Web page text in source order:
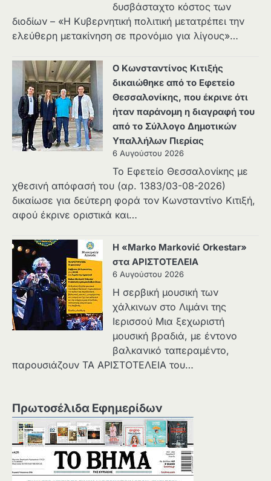
δυσβάσταχτο κόστος των
διοδίων – «Η Κυβερνητική πολιτική μετατρέπει την
ελεύθερη μετακίνηση σε προνόμιο για λίγους»…
Ο Κωνσταντίνος Κιτιξής
δικαιώθηκε από το Εφετείο
Θεσσαλονίκης, που έκρινε ότι
ήταν παράνομη η διαγραφή του
από το Σύλλογο Δημοτικών
Υπαλλήλων Πιερίας
6 Αυγούστου 2026
Το Εφετείο Θεσσαλονίκης με
χθεσινή απόφασή του (αρ. 1383/03-08-2026)
δικαίωσε για δεύτερη φορά τον Κωνσταντίνο Κιτιξή,
αφού έκρινε οριστικά και…
Η «Marko Marković Orkestar»
στα ΑΡΙΣΤΟΤΕΛΕΙΑ
6 Αυγούστου 2026
Η σερβική μουσική των
χάλκινων στο Λιμάνι της
Ιερισσού Μια ξεχωριστή
μουσική βραδιά, με έντονο
βαλκανικό ταπεραμέντο,
παρουσιάζουν ΤΑ ΑΡΙΣΤΟΤΕΛΕΙΑ του…
Πρωτοσέλιδα Εφημερίδων